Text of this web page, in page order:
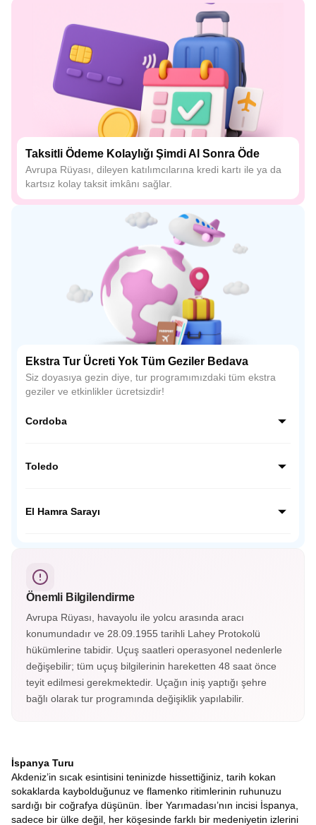
Taksitli Ödeme Kolaylığı Şimdi Al Sonra Öde
Avrupa Rüyası, dileyen katılımcılarına kredi kartı ile ya da
kartsız kolay taksit imkânı sağlar.
Ekstra Tur Ücreti Yok Tüm Geziler Bedava
Siz doyasıya gezin diye, tur programımızdaki tüm ekstra
geziler ve etkinlikler ücretsizdir!
Cordoba
en etkileyici örneklerinden biri olan La Mezquita (Ulu Cami)
sunar.
Toledo
ve Musevi kültürlerinin yüzyıllarca bir arada yaşadığı “üç
El Hamra Sarayı
her köşesinde zarafet gizlidir; El Hamra, zamanda
yolculuğun en büyüleyici duraklarından biridir.
Önemli Bilgilendirme
Avrupa Rüyası, havayolu ile yolcu arasında aracı
konumundadır ve 28.09.1955 tarihli Lahey Protokolü
hükümlerine tabidir. Uçuş saatleri operasyonel nedenlerle
değişebilir; tüm uçuş bilgilerinin hareketten 48 saat önce
teyit edilmesi gerekmektedir. Uçağın iniş yaptığı şehre
bağlı olarak tur programında değişiklik yapılabilir.
İspanya Turu
Akdeniz’in sıcak esintisini teninizde hissettiğiniz, tarih kokan
sokaklarda kaybolduğunuz ve flamenko ritimlerinin ruhunuzu
sardığı bir coğrafya düşünün. İber Yarımadası’nın incisi İspanya,
sadece bir ülke değil, her köşesinde farklı bir medeniyetin izlerini